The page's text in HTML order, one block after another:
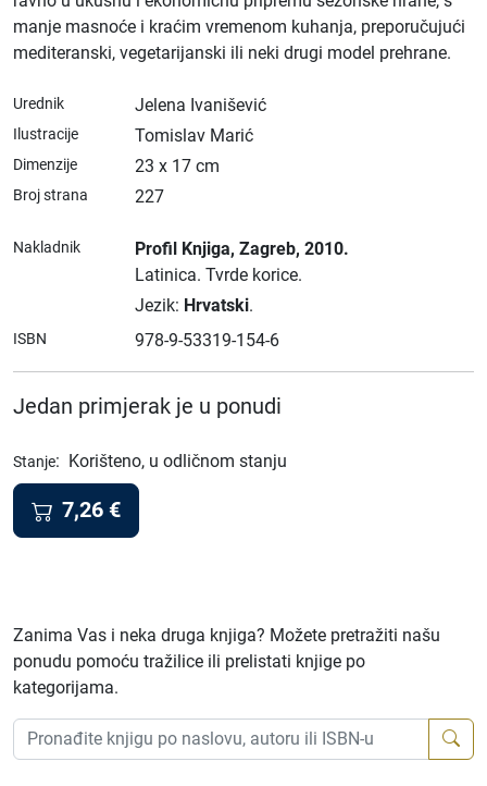
manje masnoće i kraćim vremenom kuhanja, preporučujući
mediteranski, vegetarijanski ili neki drugi model prehrane.
Urednik Jelena Ivanišević
Ilustracije Tomislav Marić
Dimenzije 23 x 17 cm
Broj strana 227
Nakladnik Profil Knjiga, Zagreb, 2010.
Latinica. Tvrde korice.
Jezik: Hrvatski.
ISBN 978-9-53319-154-6
Jedan primjerak je u ponudi
Stanje: Korišteno, u odličnom stanju
7,26 €
Zanima Vas i neka druga knjiga? Možete pretražiti našu
ponudu pomoću tražilice ili prelistati knjige po
kategorijama.